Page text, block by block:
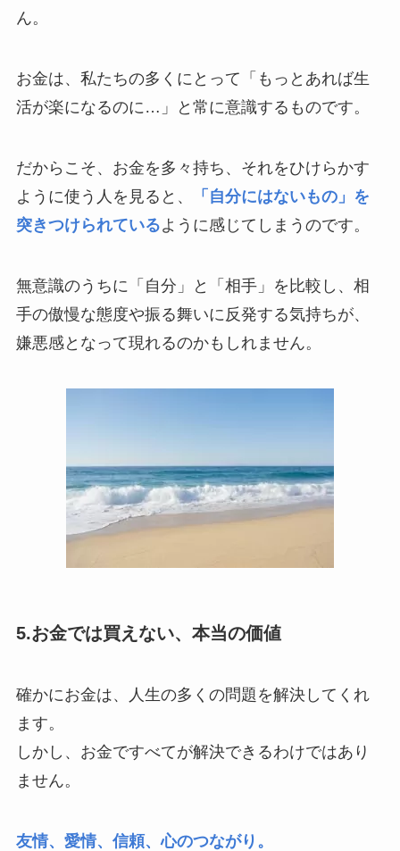
ん。
お金は、私たちの多くにとって「もっとあれば生
活が楽になるのに…」と常に意識するものです。
だからこそ、お金を多々持ち、それをひけらかす
ように使う人を見ると、
「自分にはないもの」を
突きつけられているように感じてしまうのです。
無意識のうちに「自分」と「相手」を比較し、相
手の傲慢な態度や振る舞いに反発する気持ちが、
嫌悪感となって現れるのかもしれません。
5.お金では買えない、本当の価値
確かにお金は、人生の多くの問題を解決してくれ
ます。
しかし、お金ですべてが解決できるわけではあり
ません。
友情、愛情、信頼、心のつながり。